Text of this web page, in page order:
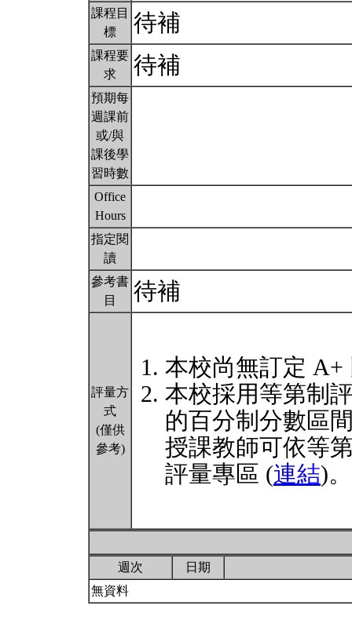
課程目
標
待補
課程要
求
待補
預期每
週課前
或/與
課後學
習時數
Office
Hours
指定閱
讀
參考書
目
待補
評量方
式
(僅供
參考)
本校尚無訂定 A+
本校採用等第制
的百分制分數區
授課教師可依等
評量專區 (連結)。
週次
日期
無資料